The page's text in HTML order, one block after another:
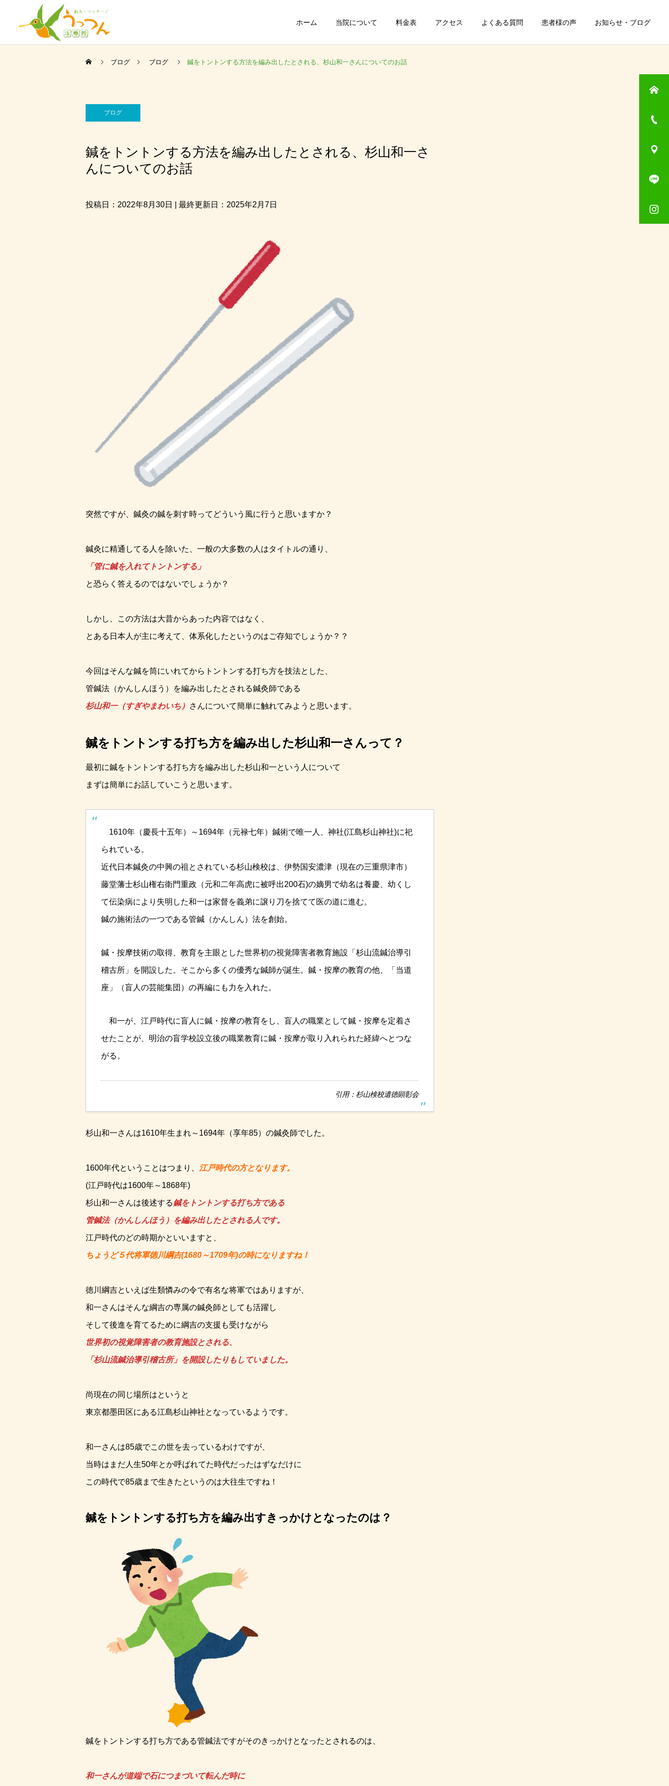
ホーム 当院について 料金表 アクセス よくある質問 患者様の声 お知らせ・ブログ
ブログ ブログ 鍼をトントンする方法を編み出したとされる、杉山和一さんについてのお話
ブログ
鍼をトントンする方法を編み出したとされる、杉山和一さ
んについてのお話
投稿日：2022年8月30日 | 最終更新日：2025年2月7日
突然ですが、鍼灸の鍼を刺す時ってどういう風に行うと思いますか？
鍼灸に精通してる人を除いた、一般の大多数の人はタイトルの通り、
「管に鍼を入れてトントンする」
と恐らく答えるのではないでしょうか？
しかし、この方法は大昔からあった内容ではなく、
とある日本人が主に考えて、体系化したというのはご存知でしょうか？？
今回はそんな鍼を筒にいれてからトントンする打ち方を技法とした、
管鍼法（かんしんほう）を編み出したとされる鍼灸師である
杉山和一（すぎやまわいち） さんについて簡単に触れてみようと思います。
鍼をトントンする打ち方を編み出した杉山和一さんって？
最初に鍼をトントンする打ち方を編み出した杉山和一という人について
まずは簡単にお話していこうと思います。
1610年（慶長十五年）～1694年（元禄七年）鍼術で唯一人、神社(江島杉山神社)に祀
られている。
近代日本鍼灸の中興の祖とされている杉山検校は、伊勢国安濃津（現在の三重県津市）
藤堂藩士杉山権右衛門重政（元和二年高虎に被呼出200石)の嫡男で幼名は養慶、幼くし
て伝染病により失明した和一は家督を義弟に譲り刀を捨てて医の道に進む。
鍼の施術法の一つである管鍼（かんしん）法を創始。
鍼・按摩技術の取得、教育を主眼とした世界初の視覚障害者教育施設「杉山流鍼治導引
稽古所」を開設した。そこから多くの優秀な鍼師が誕生。鍼・按摩の教育の他、「当道
座」（盲人の芸能集団）の再編にも力を入れた。
和一が、江戸時代に盲人に鍼・按摩の教育をし、盲人の職業として鍼・按摩を定着さ
せたことが、明治の盲学校設立後の職業教育に鍼・按摩が取り入れられた経緯へとつな
がる。
引用：杉山検校遺徳顕彰会
杉山和一さんは1610年生まれ～1694年（享年85）の鍼灸師でした。
1600年代ということはつまり、 江戸時代の方となります。
(江戸時代は1600年～1868年)
杉山和一さんは後述する鍼をトントンする打ち方である
管鍼法（かんしんほう）を編み出したとされる人です。
江戸時代のどの時期かといいますと、
ちょうど５代将軍徳川綱吉(1680～1709年)の時になりますね！
徳川綱吉といえば生類憐みの令で有名な将軍ではありますが、
和一さんはそんな綱吉の専属の鍼灸師としても活躍し
そして後進を育てるために綱吉の支援も受けながら
世界初の視覚障害者の教育施設とされる、
「杉山流鍼治導引稽古所」を開設したりもしていました。
尚現在の同じ場所はというと
東京都墨田区にある江島杉山神社となっているようです。
和一さんは85歳でこの世を去っているわけですが、
当時はまだ人生50年とか呼ばれてた時代だったはずなだけに
この時代で85歳まで生きたというのは大往生ですね！
鍼をトントンする打ち方を編み出すきっかけとなったのは？
鍼をトントンする打ち方である管鍼法ですがそのきっかけとなったとされるのは、
和一さんが道端で石につまづいて転んだ時に